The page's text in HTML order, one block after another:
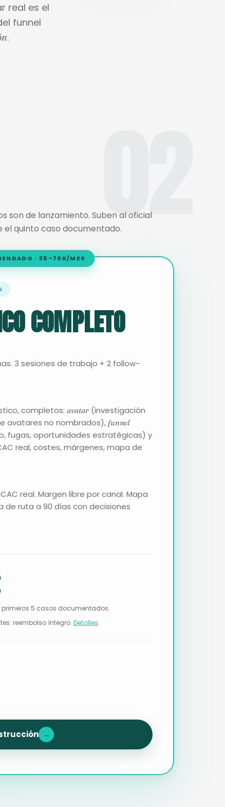
real es el
funnel
.
02
son de lanzamiento. Suben al oficial
el quinto caso documentado.
· 35–70K/MES
COMPLETO
3 sesiones de trabajo + 2 follow-
completos: avatar (investigación
avatares no nombrados), funnel
fugas, oportunidades estratégicas) y
real, costes, márgenes, mapa de
real. Margen libre por canal. Mapa
de ruta a 90 días con decisiones
primeros 5 casos documentados.
reembolso íntegro. Detalles.
→